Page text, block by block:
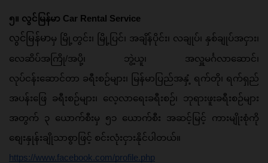
၅။ လွင်မြန်မာ Car Rental Service
လွင်မြန်မာမှ မြို့တွင်း၊ မြို့ပြင်၊ အချိန်ပိုင်း၊ လချုပ်၊ နှစ်ချုပ်အငှား၊
လေဆိပ်အကြို/အပို့၊ ဘွဲ့ယူ၊ အလှူမင်္ဂလာဆောင်၊
လုပ်ငန်းဆောင်တာ ခရီးစဉ်များ၊ မြန်မာပြည်အနှံ့ ရက်တို၊ ရက်ရှည်
အပန်းဖြေ ခရီးစဉ်များ၊ လေ့လာရေးခရီးစဉ်၊ ဘုရားဖူးခရီးစဉ်များ
အတွက် ၃ ယောက်စီးမှ ၅၁ ယောက်စီး အဆင့်မြင့် ကားမျိုးစုံကို
စျေးနှုန်းချိုသာစွာဖြင့် စင်းလုံးငှားနိုင်ပါတယ်။
https://www.facebook.com/profile.php